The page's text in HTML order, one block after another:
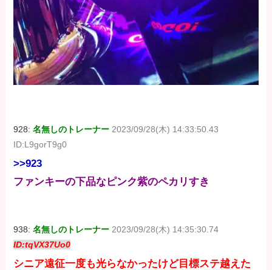
928:名無しのトレーナー 2023/09/28(木) 14:33:50.43
ID:L9gorT9g0
>>923
ファンキーの下品なピンク紫のペカリすき
938:名無しのトレーナー 2023/09/28(木) 14:35:30.74
ID:tqVX37Uo0
シニア遠征一度も光らなかったけど目標ステ越えた